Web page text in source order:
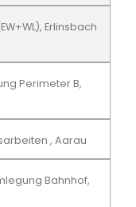
Erlinsbach
Perimeter B,
, Aarau
Bahnhof,